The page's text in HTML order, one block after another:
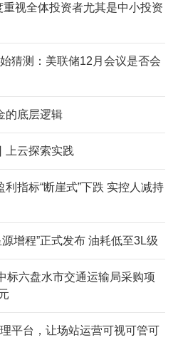
视全体投资者尤其是中小投资
猜测：美联储12月会议是否会
的底层逻辑
上云探索实践
指标“断崖式”下跌 实控人减持
增程”正式发布 油耗低至3L级
标六盘水市交通运输局采购项
平台，让场站运营可视可管可